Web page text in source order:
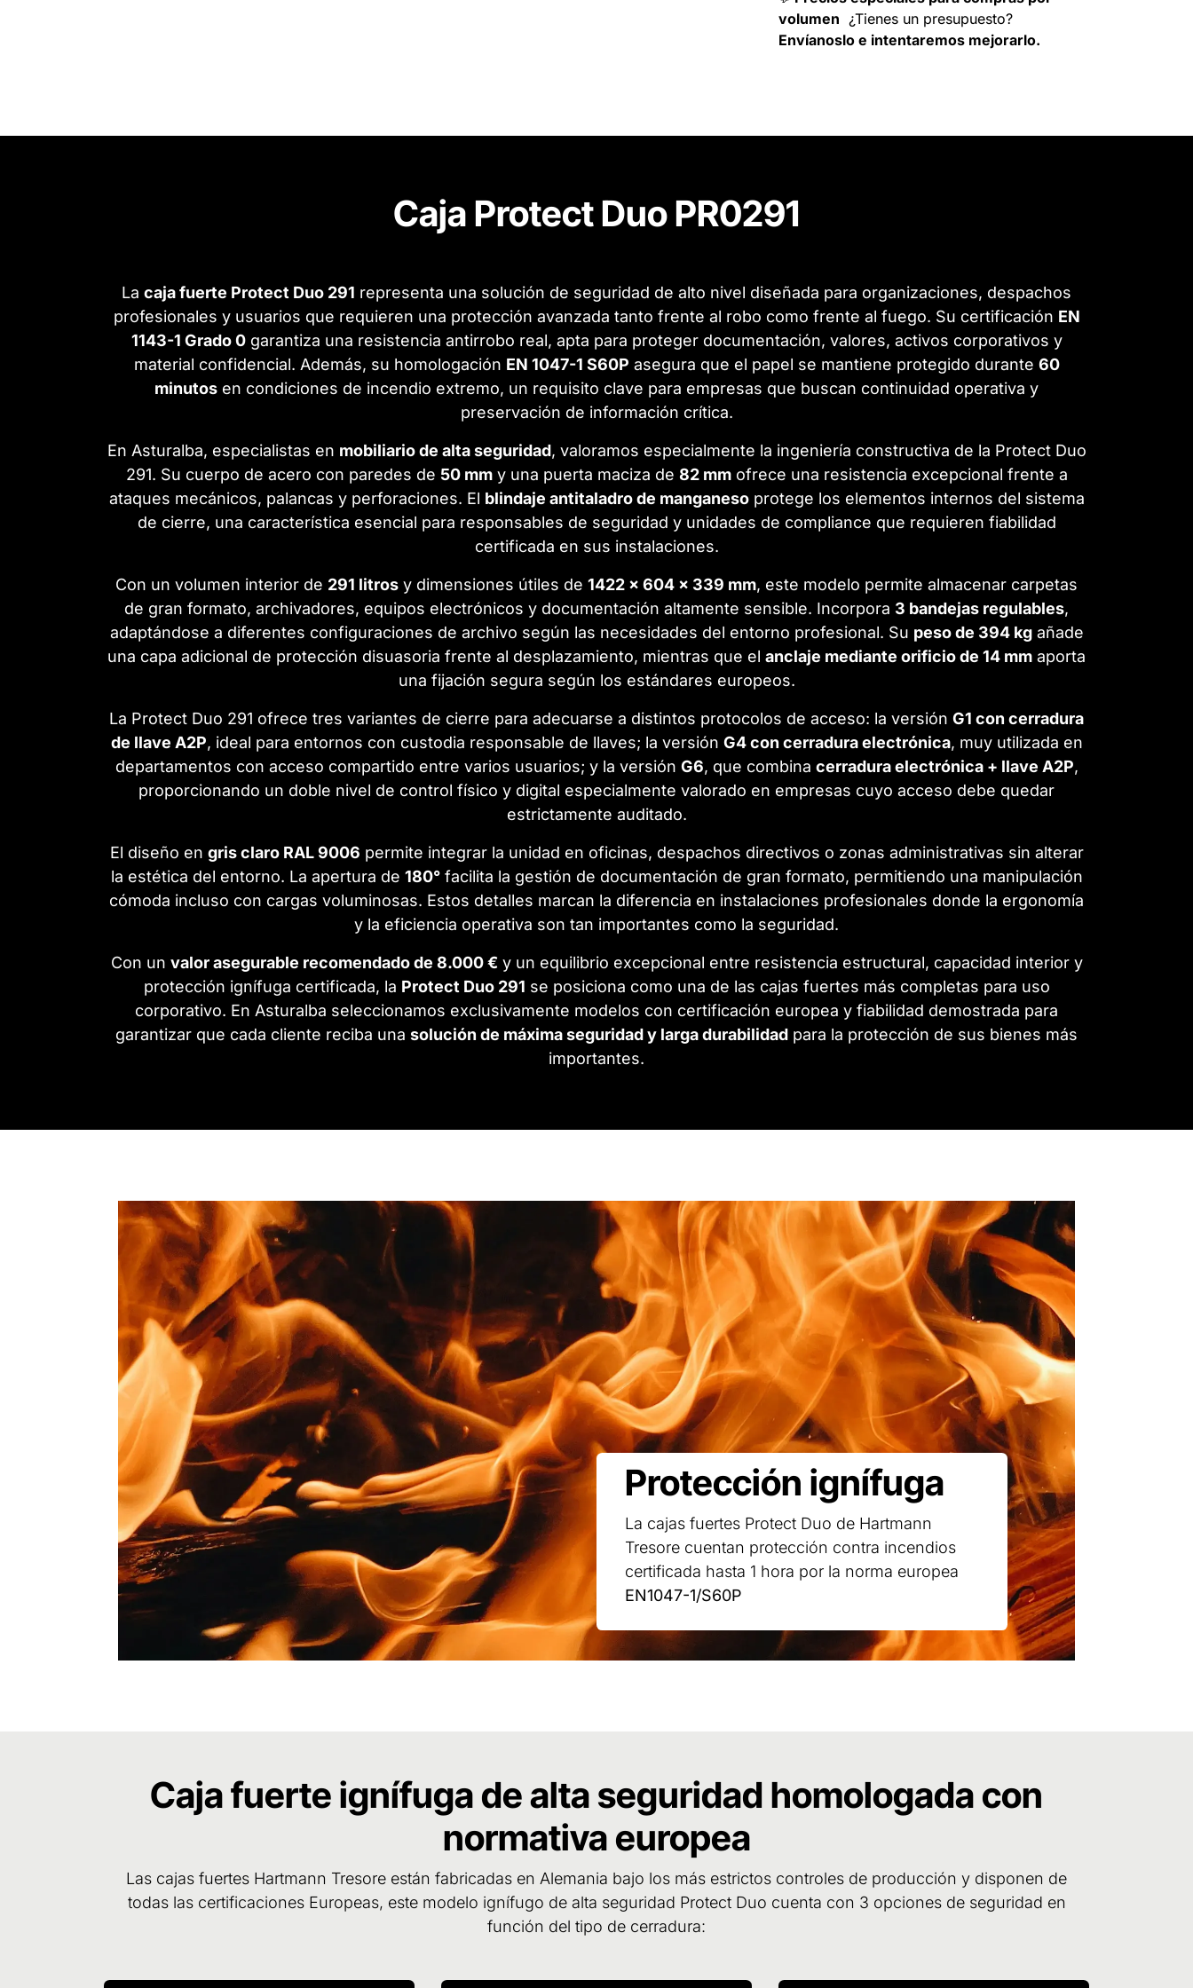
volumen ¿Tienes un presupuesto?
Envíanoslo e intentaremos mejorarlo.
Caja Protect Duo PR0291
La caja fuerte Protect Duo 291 representa una solución de seguridad de alto nivel diseñada para organizaciones, despachos
profesionales y usuarios que requieren una protección avanzada tanto frente al robo como frente al fuego. Su certificación EN
1143-1 Grado 0garantiza una resistencia antirrobo real, apta para proteger documentación, valores, activos corporativos y
material confidencial. Además, su homologación EN 1047-1 S60P asegura que el papel se mantiene protegido durante 60
minutos en condiciones de incendio extremo, un requisito clave para empresas que buscan continuidad operativa y
preservación de información crítica.
En Asturalba, especialistas en mobiliario de alta seguridad, valoramos especialmente la ingeniería constructiva de la Protect Duo
291. Su cuerpo de acero con paredes de 50 mmy una puerta maciza de 82 mmofrece una resistencia excepcional frente a
ataques mecánicos, palancas y perforaciones. El blindaje antitaladro de manganesoprotege los elementos internos del sistema
de cierre, una característica esencial para responsables de seguridad y unidades de compliance que requieren fiabilidad
certificada en sus instalaciones.
Con un volumen interior de 291 litros y dimensiones útiles de 1422 × 604 × 339 mm, este modelo permite almacenar carpetas
de gran formato, archivadores, equipos electrónicos y documentación altamente sensible. Incorpora 3 bandejas regulables,
adaptándose a diferentes configuraciones de archivo según las necesidades del entorno profesional. Su peso de 394 kgañade
una capa adicional de protección disuasoria frente al desplazamiento, mientras que el anclaje mediante orificio de 14 mm aporta
una fijación segura según los estándares europeos.
La Protect Duo 291 ofrece tres variantes de cierre para adecuarse a distintos protocolos de acceso: la versión G1 con cerradura
de llave A2P, ideal para entornos con custodia responsable de llaves; la versión G4 con cerradura electrónica, muy utilizada en
departamentos con acceso compartido entre varios usuarios; y la versión G6, que combina cerradura electrónica + llave A2P,
proporcionando un doble nivel de control físico y digital especialmente valorado en empresas cuyo acceso debe quedar
estrictamente auditado.
El diseño en gris claro RAL 9006 permite integrar la unidad en oficinas, despachos directivos o zonas administrativas sin alterar
la estética del entorno. La apertura de 180°facilita la gestión de documentación de gran formato, permitiendo una manipulación
cómoda incluso con cargas voluminosas. Estos detalles marcan la diferencia en instalaciones profesionales donde la ergonomía
y la eficiencia operativa son tan importantes como la seguridad.
Con un valor asegurable recomendado de 8.000 €y un equilibrio excepcional entre resistencia estructural, capacidad interior y
protección ignífuga certificada, la Protect Duo 291 se posiciona como una de las cajas fuertes más completas para uso
corporativo. En Asturalba seleccionamos exclusivamente modelos con certificación europea y fiabilidad demostrada para
garantizar que cada cliente reciba una solución de máxima seguridad y larga durabilidad para la protección de sus bienes más
importantes.
Protección ignífuga
La cajas fuertes Protect Duo de Hartmann
Tresore cuentan protección contra incendios
certificada hasta 1 hora por la norma europea
EN1047-1/S60P
Caja fuerte ignífuga de alta seguridad homologada con
normativa europea
Las cajas fuertes Hartmann Tresore están fabricadas en Alemania bajo los más estrictos controles de producción y disponen de
todas las certificaciones Europeas, este modelo ignífugo de alta seguridad Protect Duo cuenta con 3 opciones de seguridad en
función del tipo de cerradura: